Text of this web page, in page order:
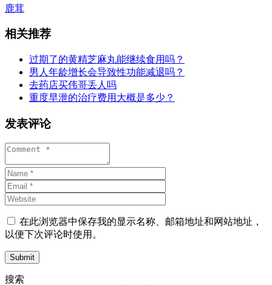
鹿茸
相关推荐
过期了的黄精芝麻丸能继续食用吗？
男人年龄增长会导致性功能减退吗？
去药店买伟哥丢人吗
重度早泄的治疗费用大概是多少？
发表评论
在此浏览器中保存我的显示名称、邮箱地址和网站地址，
以便下次评论时使用。
Submit
搜索